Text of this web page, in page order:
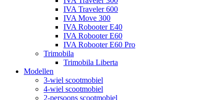
IVA Traveler 600
IVA Move 300
IVA Robooter E40
IVA Robooter E60
IVA Robooter E60 Pro
Trimobila
Trimobila Liberta
Modellen
3-wiel scootmobiel
4-wiel scootmobiel
2-persoons scootmobiel